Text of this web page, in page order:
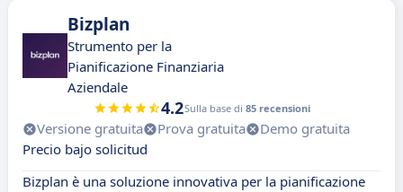
Bizplan
Strumento per la
Pianificazione Finanziaria
Aziendale
4.2Sulla base di 85 recensioni
Versione gratuita Prova gratuita
Demo gratuita
Precio bajo solicitud
Bizplan è una soluzione innovativa per la pianificazione